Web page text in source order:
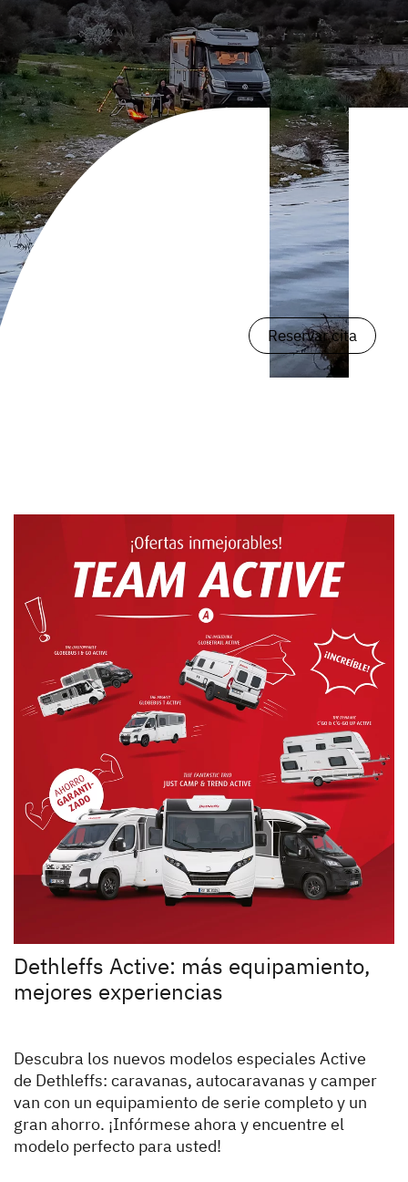
Reservar cita
Dethleffs Active: más equipamiento,
mejores experiencias
Descubra los nuevos modelos especiales Active
de Dethleffs: caravanas, autocaravanas y camper
van con un equipamiento de serie completo y un
gran ahorro. ¡Infórmese ahora y encuentre el
modelo perfecto para usted!